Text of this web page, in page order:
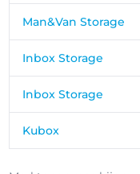
Man&Van Storage
Inbox Storage
Inbox Storage
Kubox